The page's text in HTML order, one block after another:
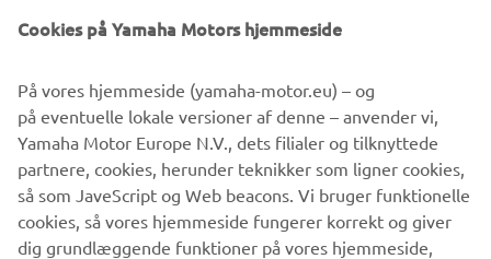
DOWNLOAD
Klik på et af ikonerne for at downloade den gratis Garmin
StreetCross-app.
Cookies på Yamaha Motors hjemmeside
På vores hjemmeside (yamaha-motor.eu) – og
på eventuelle lokale versioner af denne – anvender vi,
Yamaha Motor Europe N.V., dets filialer og tilknyttede
partnere, cookies, herunder teknikker som ligner cookies,
så som JaveScript og Web beacons. Vi bruger funktionelle
cookies, så vores hjemmeside fungerer korrekt og giver
dig grundlæggende funktioner på vores hjemmeside,